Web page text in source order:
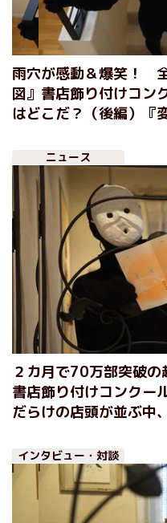
雨穴が感動＆爆笑！
図』書店飾り付けコン
はどこだ？（後編）『
ニュース
２カ月で70万部突破
書店飾り付けコンク
だらけの店頭が並ぶ中
インタビュー・対談